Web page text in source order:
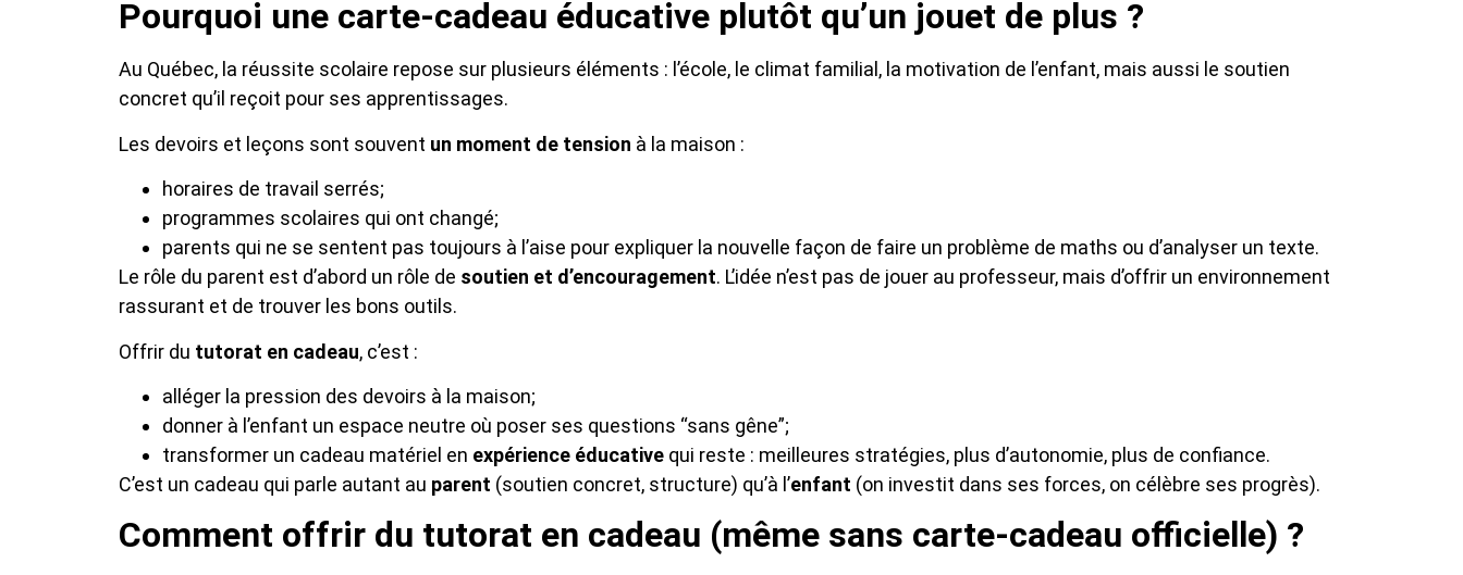
Pourquoi une carte-cadeau éducative plutôt qu’un jouet de plus ?
Au Québec, la réussite scolaire repose sur plusieurs éléments : l’école, le climat familial, la motivation de l’enfant, mais aussi le soutien
concret qu’il reçoit pour ses apprentissages.
Les devoirs et leçons sont souvent un moment de tension à la maison :
horaires de travail serrés;
programmes scolaires qui ont changé;
parents qui ne se sentent pas toujours à l’aise pour expliquer la nouvelle façon de faire un problème de maths ou d’analyser un texte.
Le rôle du parent est d’abord un rôle de soutien et d’encouragement. L’idée n’est pas de jouer au professeur, mais d’offrir un environnement
rassurant et de trouver les bons outils.
Offrir du tutorat en cadeau, c’est :
alléger la pression des devoirs à la maison;
donner à l’enfant un espace neutre où poser ses questions “sans gêne”;
transformer un cadeau matériel en expérience éducative qui reste : meilleures stratégies, plus d’autonomie, plus de confiance.
C’est un cadeau qui parle autant au parent (soutien concret, structure) qu’à l’enfant (on investit dans ses forces, on célèbre ses progrès).
Comment offrir du tutorat en cadeau (même sans carte-cadeau officielle) ?